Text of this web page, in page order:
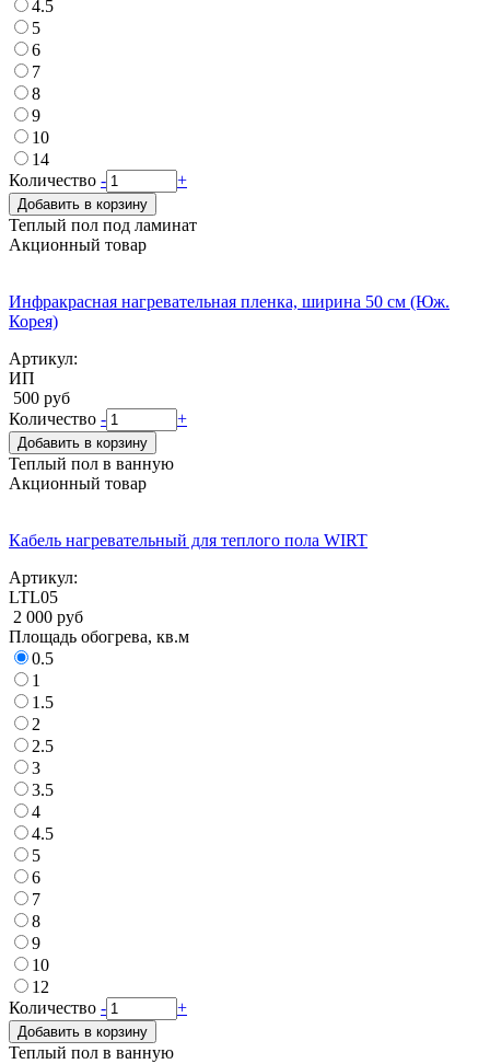
4.5
5
6
7
8
9
10
14
Количество - +
Добавить в корзину
Теплый пол под ламинат
Акционный товар
Инфракрасная нагревательная пленка, ширина 50 см (Юж.
Корея)
Артикул:
ИП
500 руб
Количество - +
Добавить в корзину
Теплый пол в ванную
Акционный товар
Кабель нагревательный для теплого пола WIRT
Артикул:
LTL05
2 000 руб
Площадь обогрева, кв.м
0.5
1
1.5
2
2.5
3
3.5
4
4.5
5
6
7
8
9
10
12
Количество - +
Добавить в корзину
Теплый пол в ванную